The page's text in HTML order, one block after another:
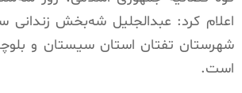
اعلام کرد: عبدالجلیل شه‌بخش زندانی
شهرستان تفتان استان سیستان و
است.